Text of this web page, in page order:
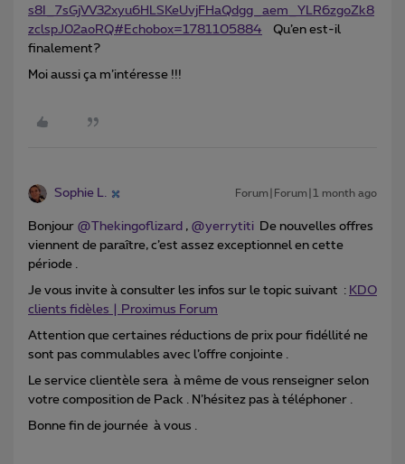
s8I_7sGjVV32xyu6HLSKeUvjFHaQdgg_aem_YLR6zgoZk8
zclspJ02aoRQ#Echobox=1781105884 Qu’en est-il
finalement?
Moi aussi ça m’intéresse !!!
Sophie L. Forum|Forum|1 month ago
Bonjour ​ @Thekingoflizard , ​ @yerrytiti De nouvelles offres
viennent de paraître, c’est assez exceptionnel en cette
période .
Je vous invite à consulter les infos sur le topic suivant : KDO
clients fidèles | Proximus Forum
Attention que certaines réductions de prix pour fidéllité ne
sont pas commulables avec l’offre conjointe .
Le service clientèle sera à même de vous renseigner selon
votre composition de Pack . N’hésitez pas à téléphoner .
Bonne fin de journée à vous .